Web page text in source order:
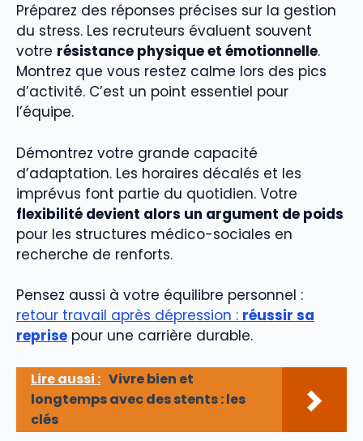
Préparez des réponses précises sur la gestion
du stress. Les recruteurs évaluent souvent
votre résistance physique et émotionnelle.
Montrez que vous restez calme lors des pics
d’activité. C’est un point essentiel pour
l’équipe.
Démontrez votre grande capacité
d’adaptation. Les horaires décalés et les
imprévus font partie du quotidien. Votre
flexibilité devient alors un argument de poids
pour les structures médico-sociales en
recherche de renforts.
Pensez aussi à votre équilibre personnel :
retour travail après dépression : réussir sa
reprise pour une carrière durable.
Lire aussi : Vivre bien et
longtemps avec des stents : les
clés